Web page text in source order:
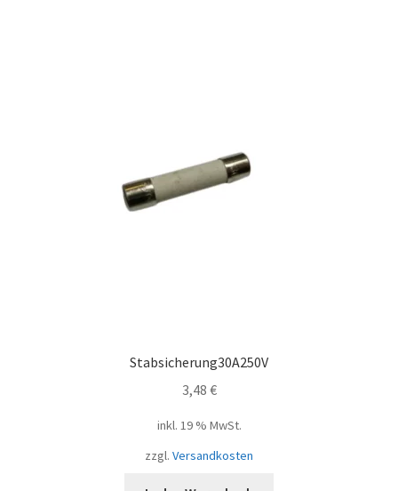
Stabsicherung30A250V
3,48 €
inkl. 19 % MwSt.
zzgl. Versandkosten